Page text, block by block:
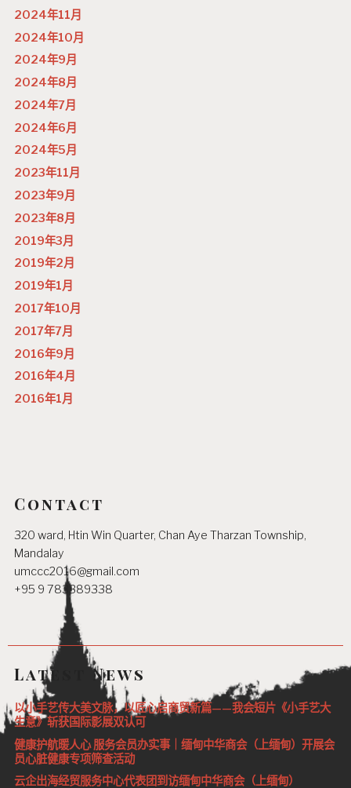
2024年11月
2024年10月
2024年9月
2024年8月
2024年7月
2024年6月
2024年5月
2023年11月
2023年9月
2023年8月
2019年3月
2019年2月
2019年1月
2017年10月
2017年7月
2016年9月
2016年4月
2016年1月
Contact
320 ward, Htin Win Quarter, Chan Aye Tharzan Township,
Mandalay
umccc2016@gmail.com
+95 9 783389338
Latest News
以小手艺传大美文脉，以匠心启商贸新篇——我会短片《小手艺大
生意》斩获国际影展双认可
健康护航暖人心 服务会员办实事｜缅甸中华商会（上缅甸）开展会
员心脏健康专项筛查活动
云企出海经贸服务中心代表团到访缅甸中华商会（上缅甸）